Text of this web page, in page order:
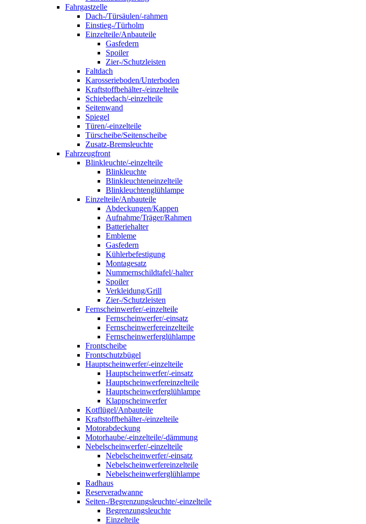
Fahrgastzelle
Dach-/Türsäulen/-rahmen
Einstieg-/Türholm
Einzelteile/Anbauteile
Gasfedern
Spoiler
Zier-/Schutzleisten
Faltdach
Karosserieboden/Unterboden
Kraftstoffbehälter-/einzelteile
Schiebedach/-einzelteile
Seitenwand
Spiegel
Türen/-einzelteile
Türscheibe/Seitenscheibe
Zusatz-Bremsleuchte
Fahrzeugfront
Blinkleuchte/-einzelteile
Blinkleuchte
Blinkleuchteneinzelteile
Blinkleuchtenglühlampe
Einzelteile/Anbauteile
Abdeckungen/Kappen
Aufnahme/Träger/Rahmen
Batteriehalter
Embleme
Gasfedern
Kühlerbefestigung
Montagesatz
Nummernschildtafel/-halter
Spoiler
Verkleidung/Grill
Zier-/Schutzleisten
Fernscheinwerfer/-einzelteile
Fernscheinwerfer/-einsatz
Fernscheinwerfereinzelteile
Fernscheinwerferglühlampe
Frontscheibe
Frontschutzbügel
Hauptscheinwerfer/-einzelteile
Hauptscheinwerfer/-einsatz
Hauptscheinwerfereinzelteile
Hauptscheinwerferglühlampe
Klappscheinwerfer
Kotflügel/Anbauteile
Kraftstoffbehälter-/einzelteile
Motorabdeckung
Motorhaube/-einzelteile/-dämmung
Nebelscheinwerfer/-einzelteile
Nebelscheinwerfer/-einsatz
Nebelscheinwerfereinzelteile
Nebelscheinwerferglühlampe
Radhaus
Reserveradwanne
Seiten-/Begrenzungsleuchte/-einzelteile
Begrenzungsleuchte
Einzelteile